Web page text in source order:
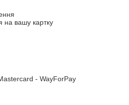
на вашу картку
- WayForPay